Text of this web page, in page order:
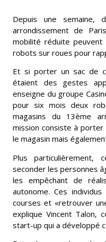
Depuis une semaine,
arrondissement de
mobilité réduite
robots sur roues pour
Et si porter un sac de
étaient des gestes
enseigne du groupe
pour six mois deux
magasins du 13ème
mission consiste à
le magasin mais
Plus
seconder les personnes
les empêchant de
autonome. Ces
courses et «retrouver
explique Vincent Talon,
start-up qui a développé